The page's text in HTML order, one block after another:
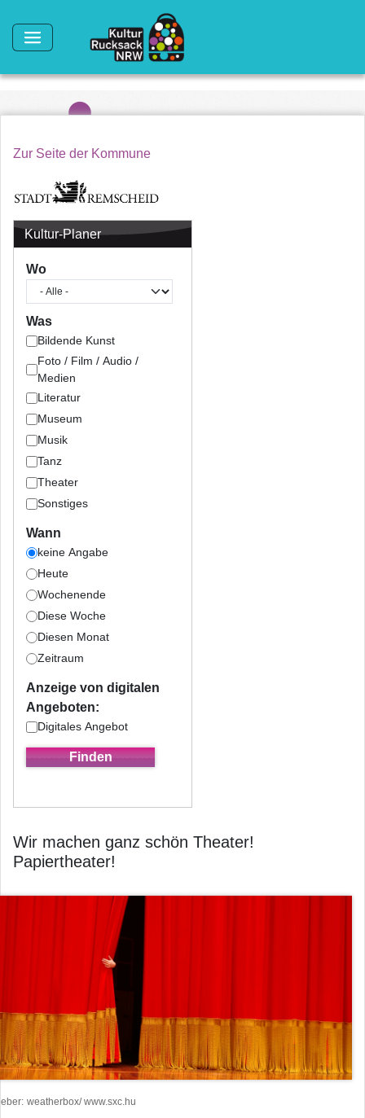
Zur Seite der Kommune
Kultur-Planer
Wo
Was
Bildende Kunst
Foto / Film / Audio /
Medien
Literatur
Museum
Musik
Tanz
Theater
Sonstiges
Wann
keine Angabe
Heute
Wochenende
Diese Woche
Diesen Monat
Zeitraum
Anzeige von digitalen
Angeboten:
Digitales Angebot
Wir machen ganz schön Theater!
Papiertheater!
weatherbox/ www.sxc.hu